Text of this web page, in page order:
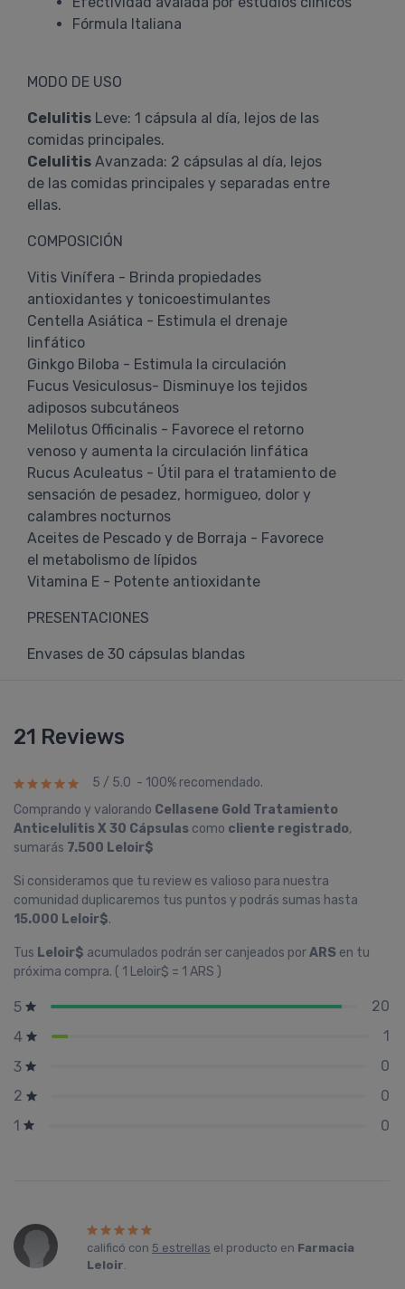
Fórmula Italiana
MODO DE USO
Celulitis Leve: 1 cápsula al día, lejos de las
comidas principales.
Celulitis Avanzada: 2 cápsulas al día, lejos
de las comidas principales y separadas entre
ellas.
COMPOSICIÓN
Vitis Vinífera - Brinda propiedades
antioxidantes y tonicoestimulantes
Centella Asiática - Estimula el drenaje
linfático
Ginkgo Biloba - Estimula la circulación
Fucus Vesiculosus- Disminuye los tejidos
adiposos subcutáneos
Melilotus Officinalis - Favorece el retorno
venoso y aumenta la circulación linfática
Rucus Aculeatus - Útil para el tratamiento de
sensación de pesadez, hormigueo, dolor y
calambres nocturnos
Aceites de Pescado y de Borraja - Favorece
el metabolismo de lípidos
Vitamina E - Potente antioxidante
PRESENTACIONES
Envases de 30 cápsulas blandas
21 Reviews
5 / 5.0 - 100% recomendado.
Comprando y valorando Cellasene Gold Tratamiento
Anticelulitis X 30 Cápsulas como cliente registrado,
sumarás 7.500 Leloir$
Si consideramos que tu review es valioso para nuestra
comunidad duplicaremos tus puntos y podrás sumas hasta
15.000 Leloir$.
Tus Leloir$ acumulados podrán ser canjeados porARS en tu
próxima compra. ( 1 Leloir$ = 1 ARS )
5
20
4
1
3
0
2
0
1
0
calificó con 5 estrellas el producto en Farmacia
Leloir.